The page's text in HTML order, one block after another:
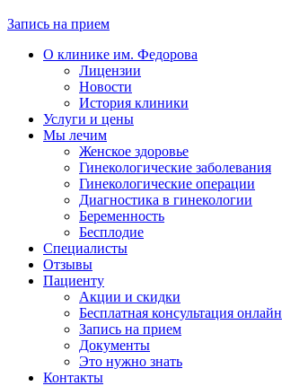
Запись на прием
О клинике им. Федорова
Лицензии
Новости
История клиники
Услуги и цены
Мы лечим
Женское здоровье
Гинекологические заболевания
Гинекологические операции
Диагностика в гинекологии
Беременность
Бесплодие
Специалисты
Отзывы
Пациенту
Акции и скидки
Бесплатная консультация онлайн
Запись на прием
Документы
Это нужно знать
Контакты